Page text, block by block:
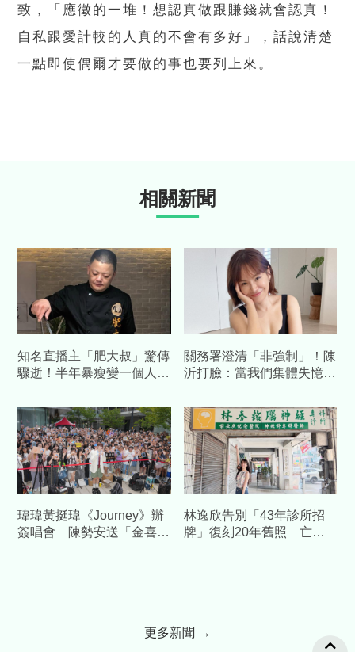
致，「應徵的一堆！想認真做跟賺錢就會認真！
自私跟愛計較的人真的不會有多好」，話說清楚
一點即使偶爾才要做的事也要列上來。
相關新聞
知名直播主「肥大叔」驚傳
驟逝！半年暴瘦變一個人
噩耗
關務署澄清「非強制」！陳
沂打臉：當我們集體失憶？
瑋瑋黃挺瑋《Journey》辦
簽唱會 陳勢安送「金喜」
林逸欣告別「43年診所招
牌」復刻20年舊照 亡父
更多新聞 →